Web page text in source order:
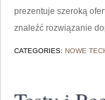
prezentuje szeroką
znaleźć rozwiązanie
CATEGORIES: NOWE